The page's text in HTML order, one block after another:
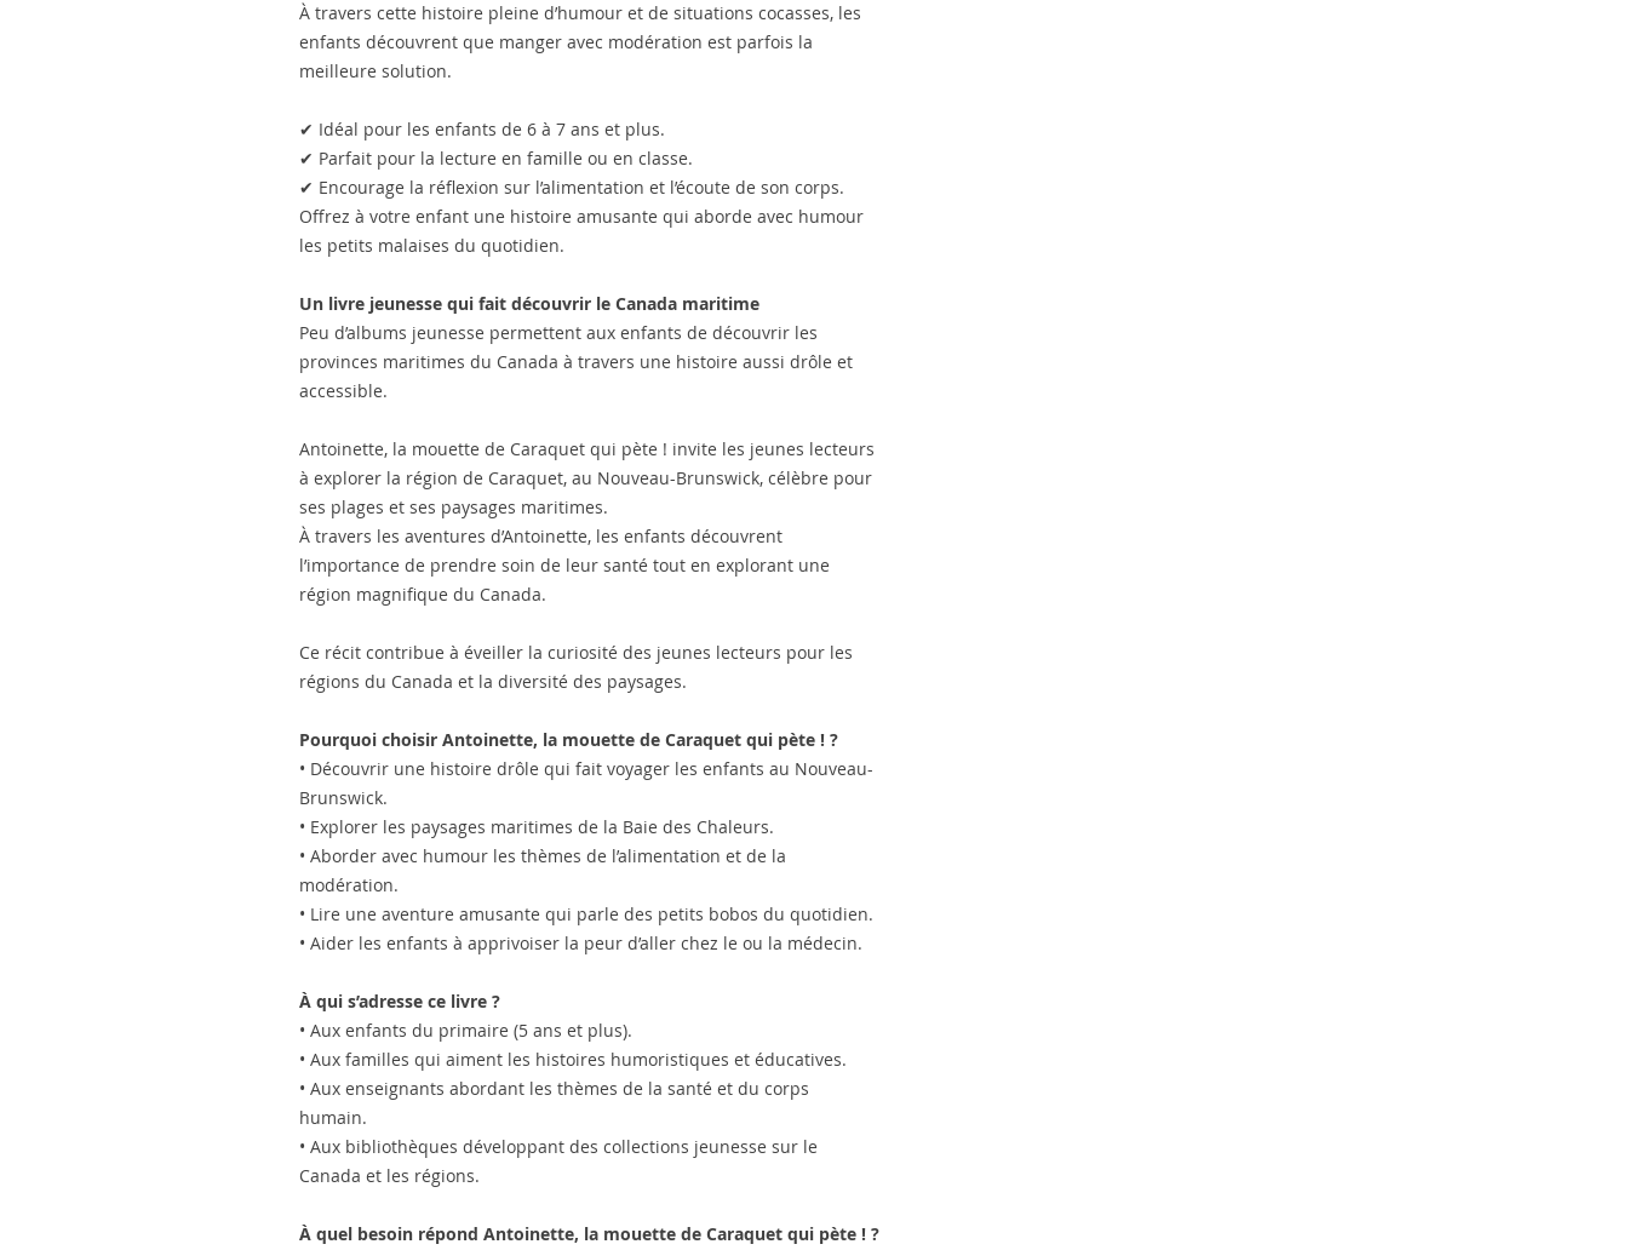
À travers cette histoire pleine d’humour et de situations cocasses, les
enfants découvrent que manger avec modération est parfois la
meilleure solution.
✔ Idéal pour les enfants de 6 à 7 ans et plus.
✔ Parfait pour la lecture en famille ou en classe.
✔ Encourage la réflexion sur l’alimentation et l’écoute de son corps.
Offrez à votre enfant une histoire amusante qui aborde avec humour
les petits malaises du quotidien.
Un livre jeunesse qui fait découvrir le Canada maritime
Peu d’albums jeunesse permettent aux enfants de découvrir les
provinces maritimes du Canada à travers une histoire aussi drôle et
accessible.
Antoinette, la mouette de Caraquet qui pète ! invite les jeunes lecteurs
à explorer la région de Caraquet, au Nouveau-Brunswick, célèbre pour
ses plages et ses paysages maritimes.
À travers les aventures d’Antoinette, les enfants découvrent
l’importance de prendre soin de leur santé tout en explorant une
région magnifique du Canada.
Ce récit contribue à éveiller la curiosité des jeunes lecteurs pour les
régions du Canada et la diversité des paysages.
Pourquoi choisir Antoinette, la mouette de Caraquet qui pète ! ?
• Découvrir une histoire drôle qui fait voyager les enfants au Nouveau-
Brunswick.
• Explorer les paysages maritimes de la Baie des Chaleurs.
• Aborder avec humour les thèmes de l’alimentation et de la
modération.
• Lire une aventure amusante qui parle des petits bobos du quotidien.
• Aider les enfants à apprivoiser la peur d’aller chez le ou la médecin.
À qui s’adresse ce livre ?
• Aux enfants du primaire (5 ans et plus).
• Aux familles qui aiment les histoires humoristiques et éducatives.
• Aux enseignants abordant les thèmes de la santé et du corps
humain.
• Aux bibliothèques développant des collections jeunesse sur le
Canada et les régions.
À quel besoin répond Antoinette, la mouette de Caraquet qui pète ! ?